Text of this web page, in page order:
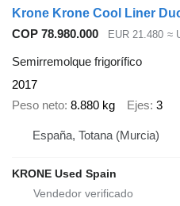
Krone Krone Cool Liner
COP 78.980.000
EUR 21.480 ≈
Semirremolque frigorífico
2017
Peso neto 8.880 kg Ejes 3
España, Totana (Murcia)
KRONE Used Spain